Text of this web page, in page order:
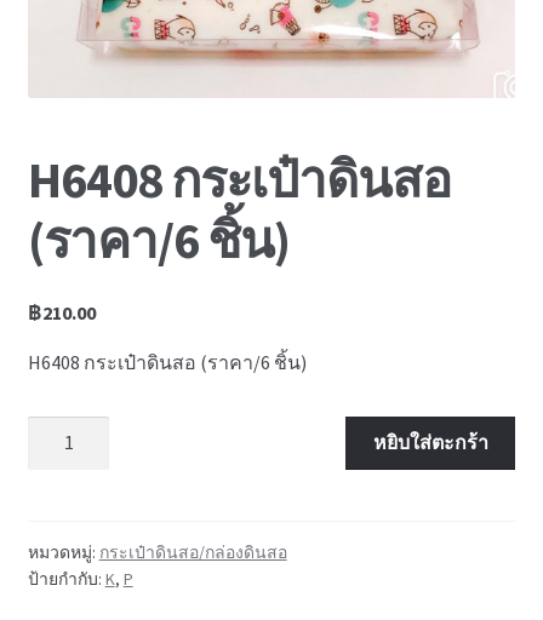
H6408 กระเป๋าดินสอ
(ราคา/6 ชิ้น)
฿210.00
H6408 กระเป๋าดินสอ (ราคา/6 ชิ้น)
จำนวน หยิบใส่ตะกร้า
หมวดหมู่: กระเป๋าดินสอ/กล่องดินสอ
ป้ายกำกับ: K, P